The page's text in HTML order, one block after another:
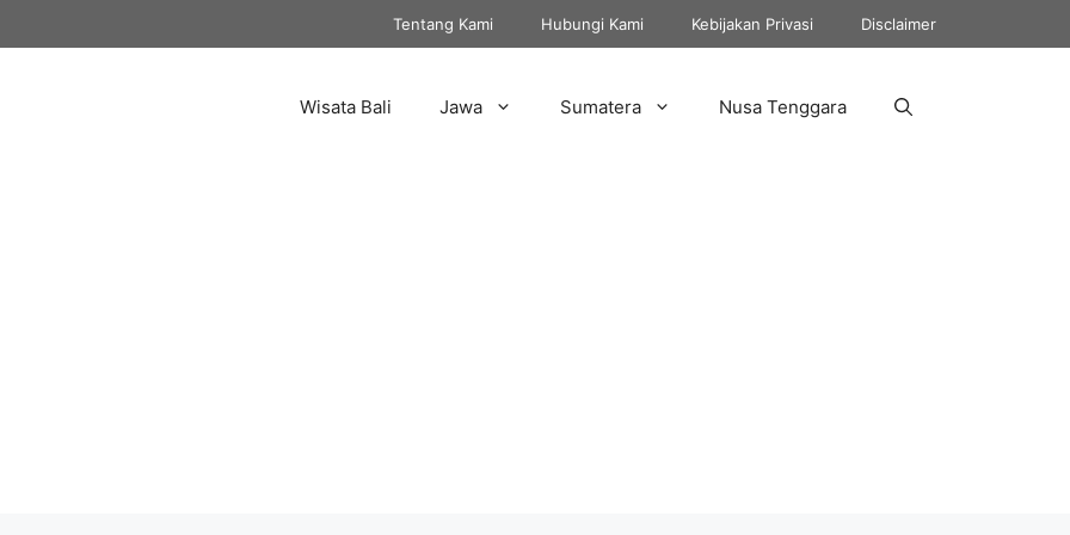
Tentang Kami Hubungi Kami Kebijakan Privasi Disclaimer
Wisata Bali Jawa Sumatera Nusa Tenggara